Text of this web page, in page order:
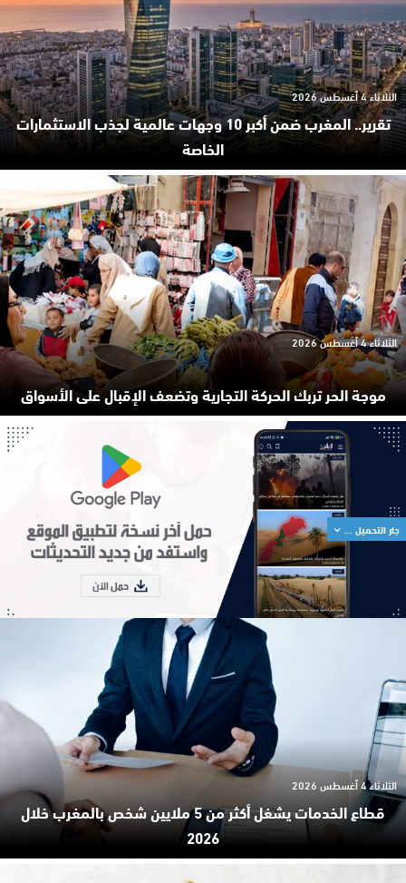
تقرير.. المغرب ضمن أكبر 10 وجهات عالمية لجذب الاستثمارات
الخاصة
الثلاثاء 4 أغسطس 2026
موجة الحر تربك الحركة التجارية وتضعف الإقبال على الأسواق
الثلاثاء 4 أغسطس 2026
قطاع الخدمات يشغل أكثر من 5 ملايين شخص بالمغرب خلال
2026
الثلاثاء 4 أغسطس 2026
جار التحميل ...